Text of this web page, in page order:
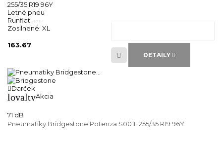
255/35 R19 96Y
Letné pneu
Runflat: ---
Zosilnené: XL
163.67
DETAILY
Darček
loyaltyAkcia
71 dB
Pneumatiky Bridgestone Potenza S001L 255/35 R19 96Y